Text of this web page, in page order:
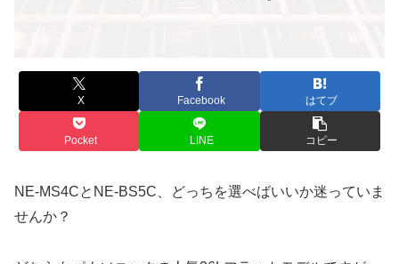
X Facebook はてブ
Pocket LINE コピー
NE-MS4CとNE-BS5C、どっちを選べばいいか迷っていま
せんか？